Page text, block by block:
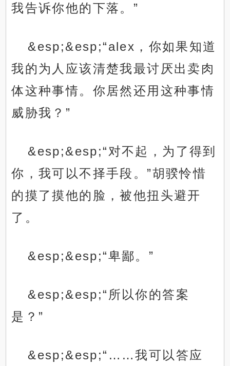
我告诉你他的下落。”
&esp;&esp;“alex，你如果知道
我的为人应该清楚我最讨厌出卖肉
体这种事情。你居然还用这种事情
威胁我？”
&esp;&esp;“对不起，为了得到
你，我可以不择手段。”胡骙怜惜
的摸了摸他的脸，被他扭头避开
了。
&esp;&esp;“卑鄙。”
&esp;&esp;“所以你的答案
是？”
&esp;&esp;“……我可以答应